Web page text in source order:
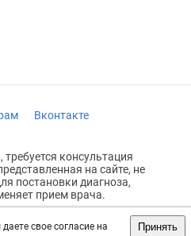
свое согласие на
Принять
Вконтакте
консультация
на сайте, не
постановки диагноза,
прием врача.